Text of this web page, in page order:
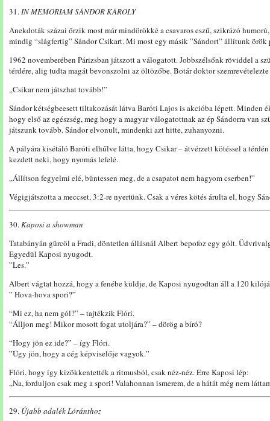
31.IN MEMORIAM SÁNDOR KÁROLY
Anekdoták százai őrzik most már mindörökké a csavaros eszű, szikrázó humorú,
mindig “slágfertig” Sándor Csikart. Mi most egy másik ”Sándort” állítunk örök
1962 novemberében Párizsban játszott a válogatott. Jobbszélsőnk röviddel a
térdére, alig tudta magát bevonszolni az öltözőbe. Botár doktor
„Csikar nem játszhat tovább!”
Sándor kétségbeesett tiltakozását látva Baróti Lajos is akcióba lépett. Minden
hogy első az egészség, meg hogy a magyar válogatottnak az ép Sándorra van
játszunk tovább. Sándor elvonult, mindenki azt hitte, zuhanyozni.
A pályára kisétáló Baróti elhűlve látta, hogy Csikar – átvérzett kötéssel a
kezdett neki, hogy nyomás lefelé.
„Állítson fegyelmi elé, büntessen meg, de a csapatot nem hagyom cserben!”
Végigjátszotta a meccset, 3:2-re nyertünk. Csak a véres kötés árulta el, hogy
30.Kaposi a showman
Tatabányán gürcöl a Fradi, döntetlen állásnál Albert bepofoz egy gólt.
Egyedül Kaposi nyugodt.
”Les.”
Albert vágtat hozzá, hogy a fenébe küldje, de Kaposi nyugodtan áll a 120
” Hova-hova spori?”
“Mi ez, ha nem gól?” – tajtékzik Flóri.
“Álljon meg! Mikor mosott fogat utoljára?” – dörög a bíró?
“Hogy jön ez ide?” – így Flóri.
”Úgy jön, hogy a cég képviselője vagyok.”
Flóri, hogy így kizökkentették a ritmusból, csak néz-néz. Erre Kaposi lép:
„Na, forduljon csak meg a spori! Valahonnan ismerem, de a hátát még nem
29. Újabb adalék Lóránthoz